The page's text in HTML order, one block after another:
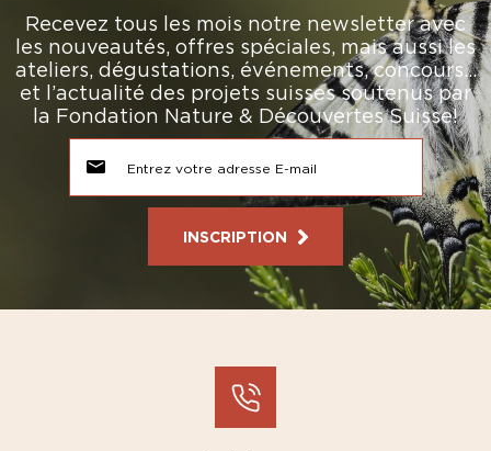
Recevez tous les mois notre newsletter avec
les nouveautés, offres spéciales, mais aussi les
ateliers, dégustations, événements, concours…
et l’actualité des projets suisses soutenus par
la Fondation Nature & Découvertes Suisse!
INSCRIPTION